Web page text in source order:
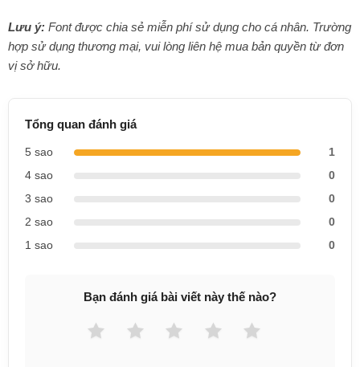
Lưu ý: Font được chia sẻ miễn phí sử dụng cho cá nhân. Trường
hợp sử dụng thương mại, vui lòng liên hệ mua bản quyền từ đơn
vị sở hữu.
Tổng quan đánh giá
5 sao
1
4 sao
0
3 sao
0
2 sao
0
1 sao
0
Bạn đánh giá bài viết này thế nào?